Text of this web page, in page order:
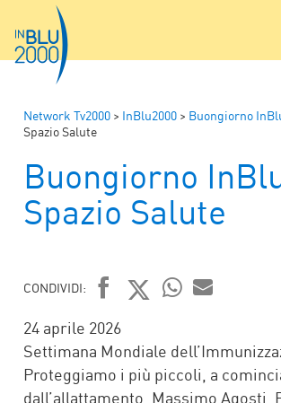
Network Tv2000 > InBlu2000 > Buongiorno
Spazio Salute
Buongiorno
Spazio Salute
CONDIVIDI:
FACEBOOK
TWITTER
24 aprile 2026
Settimana Mondiale
Proteggiamo i più piccoli, a
dall’allattamento. Massimo Agosti,